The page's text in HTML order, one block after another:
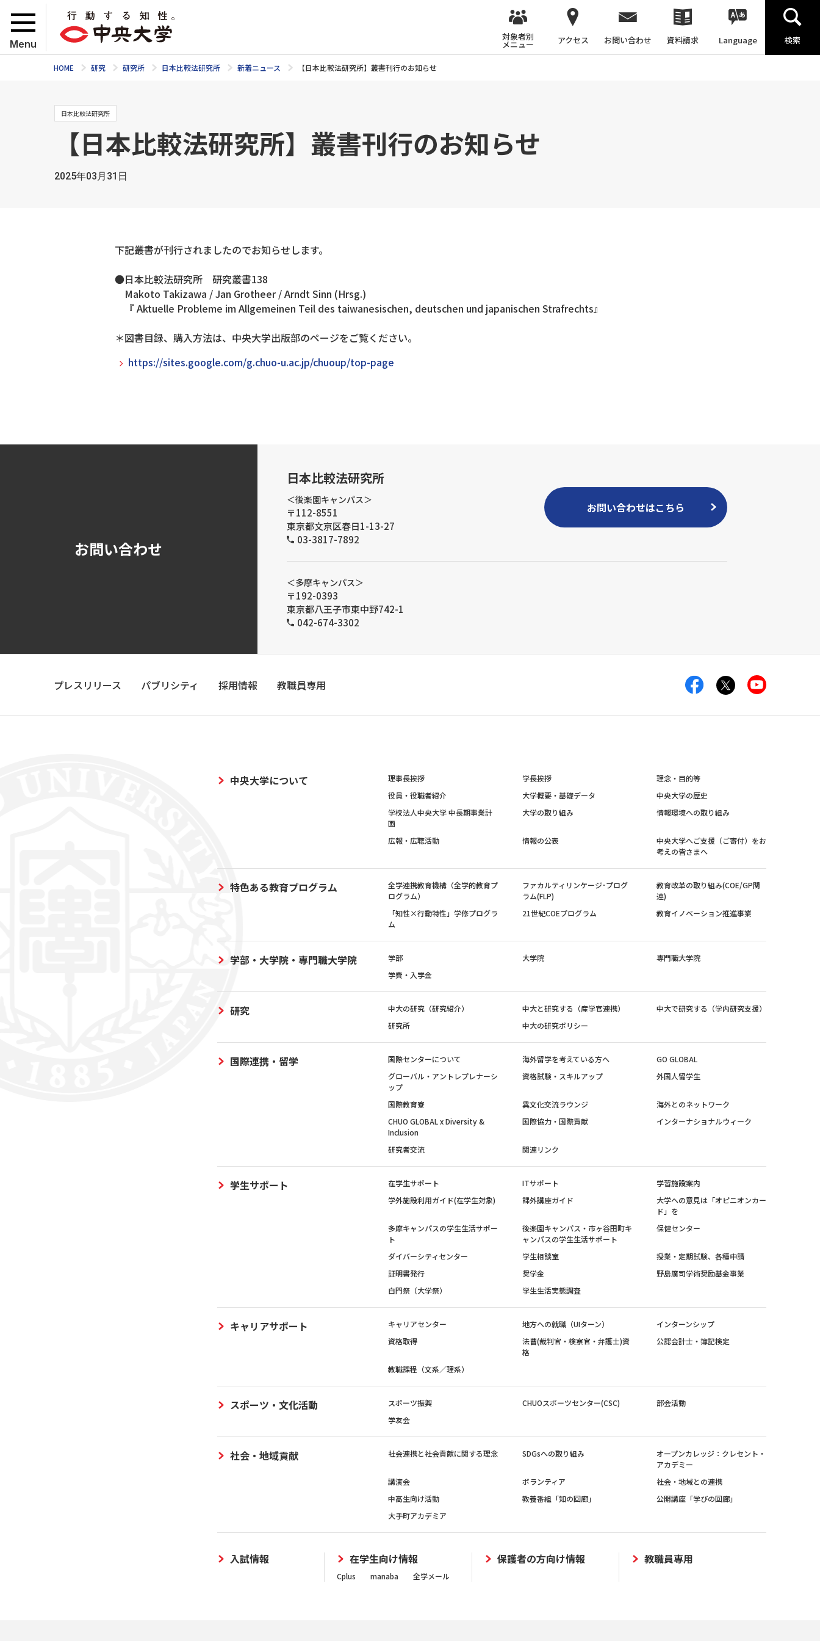
Menu
対象者別
メニュー アクセス お問い合わせ 資料請求 Language 検索
HOME 研究 研究所 日本比較法研究所 新着ニュース 【日本比較法研究所】叢書刊行のお知らせ
日本比較法研究所
【日本比較法研究所】叢書刊行のお知らせ
2025年03月31日
下記叢書が刊行されましたのでお知らせします。
●日本比較法研究所 研究叢書138
Makoto Takizawa / Jan Grotheer / Arndt Sinn (Hrsg.)
『 Aktuelle Probleme im Allgemeinen Teil des taiwanesischen, deutschen und japanischen Strafrechts』
＊図書目録、購入方法は、中央大学出版部のページをご覧ください。
https://sites.google.com/g.chuo-u.ac.jp/chuoup/top-page
お問い合わせ
日本比較法研究所
＜後楽園キャンパス＞
〒112-8551
東京都文京区春日1-13-27
03-3817-7892
お問い合わせはこちら
＜多摩キャンパス＞
〒192-0393
東京都八王子市東中野742-1
042-674-3302
プレスリリース パブリシティ 採用情報 教職員専用
中央大学について 理事長挨拶 学長挨拶
理念・目的等
役員・役職者紹介
大学概要・基礎データ
中央大学の歴史
学校法人中央大学 中長期事業計
画
大学の取り組み 情報環境への取り組み
広報・広聴活動 情報の公表
中央大学へご支援（ご寄付）をお
考えの皆さまへ
特色ある教育プログラム
全学連携教育機構（全学的教育プ
ログラム）
ファカルティリンケージ･プログ
ラム(FLP)
教育改革の取り組み(COE/GP関
連)
「知性×行動特性」学修プログラ
ム
21世紀COEプログラム 教育イノベーション推進事業
学部・大学院・専門職大学院 学部 大学院
専門職大学院
学費・入学金
研究 中大の研究（研究紹介） 中大と研究する（産学官連携）
中大で研究する（学内研究支援）
研究所
中大の研究ポリシー
国際連携・留学 国際センターについて 海外留学を考えている方へ
GO GLOBAL
グローバル・アントレプレナーシ
ップ
資格試験・スキルアップ 外国人留学生
国際教育寮 異文化交流ラウンジ
海外とのネットワーク
CHUO GLOBAL x Diversity &
Inclusion
国際協力・国際貢献 インターナショナルウィーク
研究者交流 関連リンク
学生サポート 在学生サポート ITサポート
学習施設案内
学外施設利用ガイド(在学生対象)
課外講座ガイド
大学への意見は「オピニオンカー
ド」を
多摩キャンパスの学生生活サポー
ト
後楽園キャンパス・市ヶ谷田町キ
ャンパスの学生生活サポート
保健センター
ダイバーシティセンター 学生相談室
授業・定期試験、各種申請
証明書発行
奨学金
野島廣司学術奨励基金事業
白門祭（大学祭）
学生生活実態調査
キャリアサポート キャリアセンター 地方への就職（UIターン）
インターンシップ
資格取得
法曹(裁判官・検察官・弁護士)資
格
公認会計士・簿記検定
教職課程（文系／理系）
スポーツ・文化活動 スポーツ振興 CHUOスポーツセンター(CSC)
部会活動
学友会
社会・地域貢献 社会連携と社会貢献に関する理念 SDGsへの取り組み
オープンカレッジ：クレセント・
アカデミー
講演会
ボランティア
社会・地域との連携
中高生向け活動
教養番組「知の回廊」
公開講座「学びの回廊」
大手町アカデミア
入試情報 在学生向け情報
Cplus manaba 全学メール
保護者の方向け情報 教職員専用